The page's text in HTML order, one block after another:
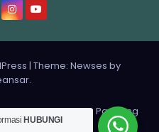
| Theme: Newses by
.
Kami
Selayang Pandang
HUBUNGI